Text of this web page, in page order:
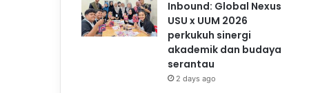
Inbound: Global Nexus
USU x UUM 2026
perkukuh sinergi
akademik dan budaya
serantau
2 days ago